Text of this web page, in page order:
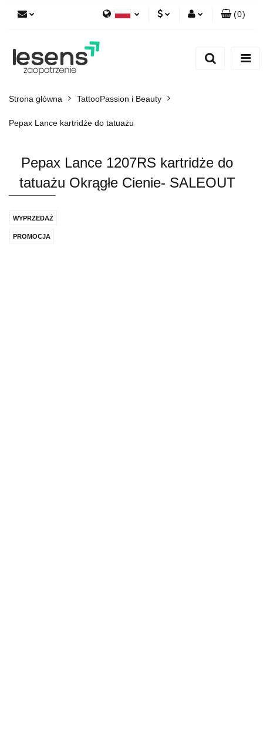
(0)
Strona główna TattooPassion i Beauty
Pepax Lance kartridże do tatuażu
Pepax Lance 1207RS kartridże do
tatuażu Okrągłe Cienie- SALEOUT
WYPRZEDAŻ
PROMOCJA